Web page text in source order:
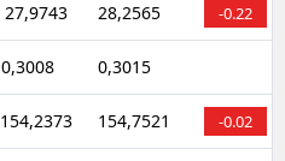
Muğla
Nevşehir
27,9743 28,2565 -0.22
0,3008 0,3015
154,2373 154,7521 -0.02